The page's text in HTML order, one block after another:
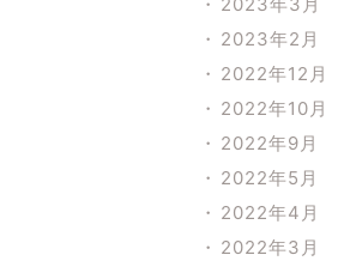
2023年2月
2022年12月
2022年10月
2022年9月
2022年5月
2022年4月
2022年3月